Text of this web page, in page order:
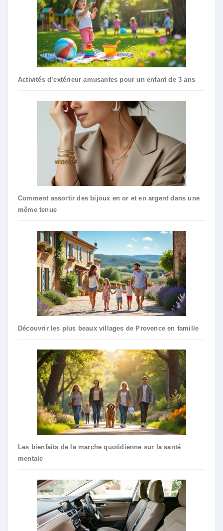
Activités d’extérieur amusantes pour un enfant de 3 ans
Comment assortir des bijoux en or et en argent dans une
même tenue
Découvrir les plus beaux villages de Provence en famille
Les bienfaits de la marche quotidienne sur la santé
mentale